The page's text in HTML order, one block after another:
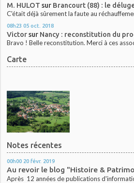
M. HULOT sur Brancourt (88) : le
C'était déjà sûrement la faute au
08h23 05 oct. 2018
Victorsur Nancy : reconstitution du
Bravo ! Belle reconstitution. Merci à ces
Carte
Notes récentes
00h00 20 févr. 2019
Au revoir le blog "Histoire &
Après 12 années de publications